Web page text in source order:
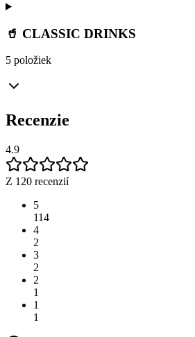
🥤 CLASSIC DRINKS
5 položiek
Recenzie
4.9
Z 120 recenzií
5
114
4
2
3
2
2
1
1
1